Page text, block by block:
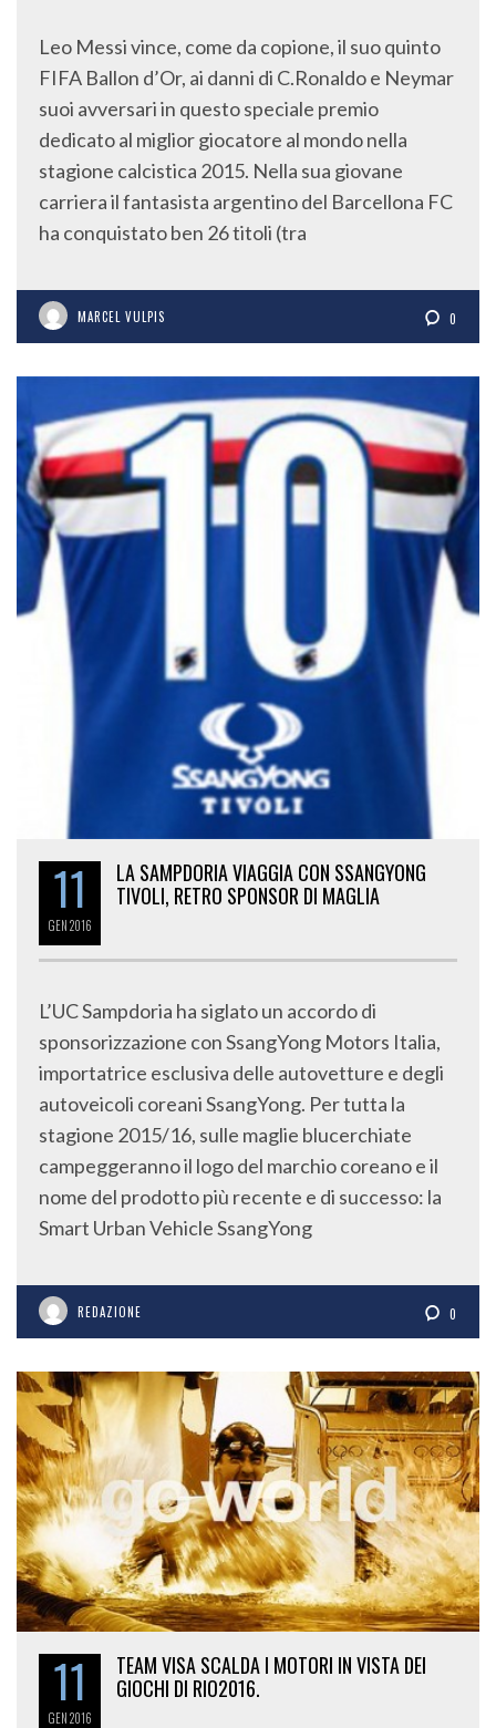
Leo Messi vince, come da copione, il suo quinto
FIFA Ballon d’Or, ai danni di C.Ronaldo e Neymar
suoi avversari in questo speciale premio
dedicato al miglior giocatore al mondo nella
stagione calcistica 2015. Nella sua giovane
carriera il fantasista argentino del Barcellona FC
ha conquistato ben 26 titoli (tra
MARCEL VULPIS 0
11
GEN2016
LA SAMPDORIA VIAGGIA CON SSANGYONG
TIVOLI, RETRO SPONSOR DI MAGLIA
L’UC Sampdoria ha siglato un accordo di
sponsorizzazione con SsangYong Motors Italia,
importatrice esclusiva delle autovetture e degli
autoveicoli coreani SsangYong. Per tutta la
stagione 2015/16, sulle maglie blucerchiate
campeggeranno il logo del marchio coreano e il
nome del prodotto più recente e di successo: la
Smart Urban Vehicle SsangYong
REDAZIONE 0
11
GEN2016
TEAM VISA SCALDA I MOTORI IN VISTA DEI
GIOCHI DI RIO2016.